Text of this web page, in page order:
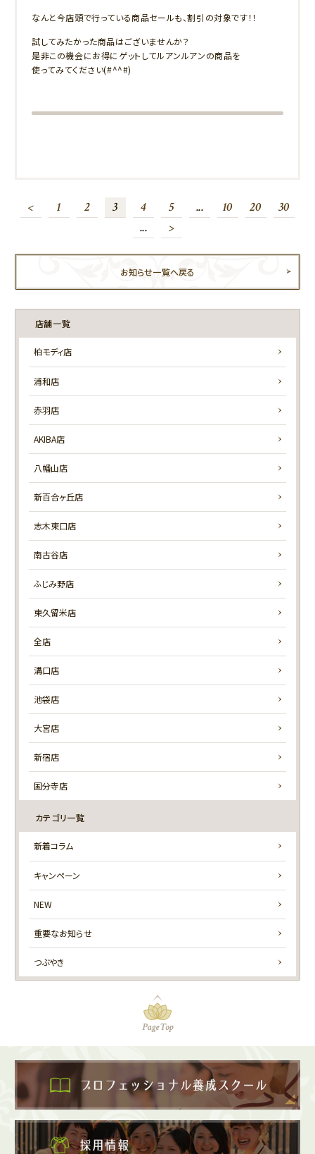
なんと今店頭で行っている商品セールも、割引の対象です！！
試してみたかった商品はございませんか？
是非この機会にお得にゲットしてルアンルアンの商品を
使ってみてください(#^^#)
< 1 2 3 4 5 ... 10 20
30
...
>
お知らせ一覧へ戻る
店舗一覧
柏モディ店
浦和店
赤羽店
AKIBA店
八幡山店
新百合ヶ丘店
志木東口店
南古谷店
ふじみ野店
東久留米店
全店
溝口店
池袋店
大宮店
新宿店
国分寺店
カテゴリ一覧
新着コラム
キャンペーン
NEW
重要なお知らせ
つぶやき